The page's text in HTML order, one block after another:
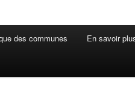
des communes En savoir